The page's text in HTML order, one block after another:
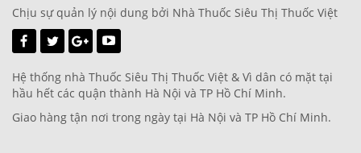
Chịu sự quản lý nội dung bởi Nhà Thuốc Siêu Thị Thuốc Việt
Hệ thống nhà Thuốc Siêu Thị Thuốc Việt & Vì dân có mặt tại
hầu hết các quận thành Hà Nội và TP Hồ Chí Minh.
Giao hàng tận nơi trong ngày tại Hà Nội và TP Hồ Chí Minh.